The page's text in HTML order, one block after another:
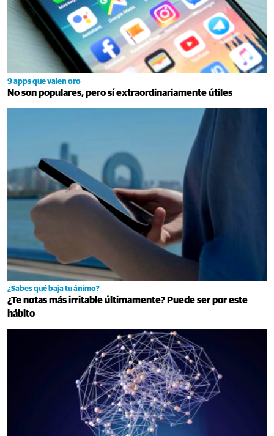
9 apps que valen oro
No son populares, pero sí extraordinariamente útiles
¿Sabes qué baja tu ánimo?
¿Te notas más irritable últimamente? Puede ser por este
hábito